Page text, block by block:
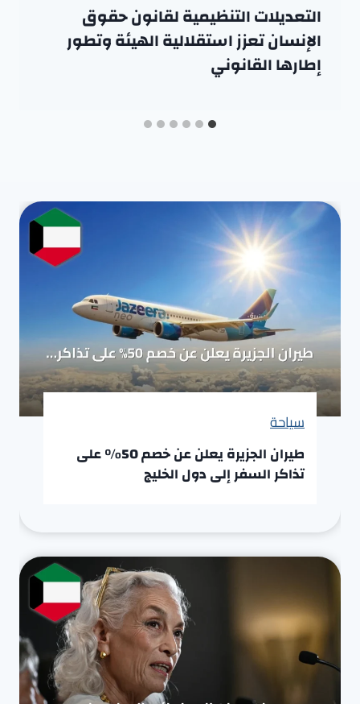
التعديلات التنظيمية لقانون حقوق
الإنسان تعزز استقلالية الهيئة وتطور
إطارها القانوني
سياحة
طيران الجزيرة يعلن عن خصم 50% على
تذاكر السفر إلى دول الخليج